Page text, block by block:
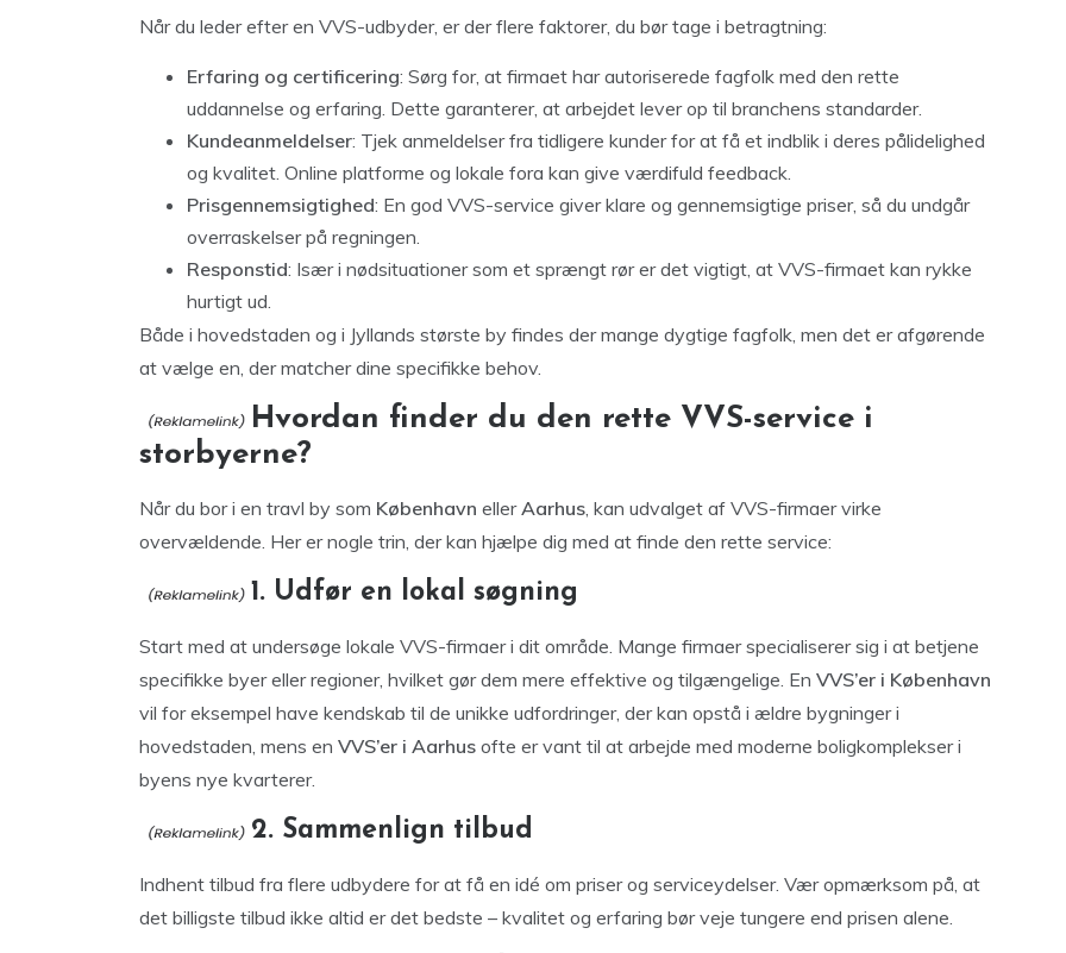
Når du leder efter en VVS-udbyder, er der flere faktorer, du bør tage i betragtning:
Erfaring og certificering: Sørg for, at firmaet har autoriserede fagfolk med den rette
uddannelse og erfaring. Dette garanterer, at arbejdet lever op til branchens standarder.
Kundeanmeldelser: Tjek anmeldelser fra tidligere kunder for at få et indblik i deres pålidelighed
og kvalitet. Online platforme og lokale fora kan give værdifuld feedback.
Prisgennemsigtighed: En god VVS-service giver klare og gennemsigtige priser, så du undgår
overraskelser på regningen.
Responstid: Især i nødsituationer som et sprængt rør er det vigtigt, at VVS-firmaet kan rykke
hurtigt ud.
Både i hovedstaden og i Jyllands største by findes der mange dygtige fagfolk, men det er afgørende
at vælge en, der matcher dine specifikke behov.
Hvordan finder du den rette VVS-service i
storbyerne?
Når du bor i en travl by som København ellerAarhus , kan udvalget af VVS-firmaer virke
overvældende. Her er nogle trin, der kan hjælpe dig med at finde den rette service:
1. Udfør en lokal søgning
Start med at undersøge lokale VVS-firmaer i dit område. Mange firmaer specialiserer sig i at betjene
specifikke byer eller regioner, hvilket gør dem mere effektive og tilgængelige. En VVS’er i København
vil for eksempel have kendskab til de unikke udfordringer, der kan opstå i ældre bygninger i
hovedstaden, mens en VVS’er i Aarhus ofte er vant til at arbejde med moderne boligkomplekser i
byens nye kvarterer.
2. Sammenlign tilbud
Indhent tilbud fra flere udbydere for at få en idé om priser og serviceydelser. Vær opmærksom på, at
det billigste tilbud ikke altid er det bedste – kvalitet og erfaring bør veje tungere end prisen alene.